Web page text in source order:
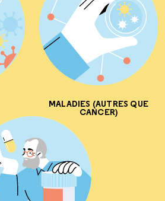
MALADIES (AUTRES QUE
CANCER)